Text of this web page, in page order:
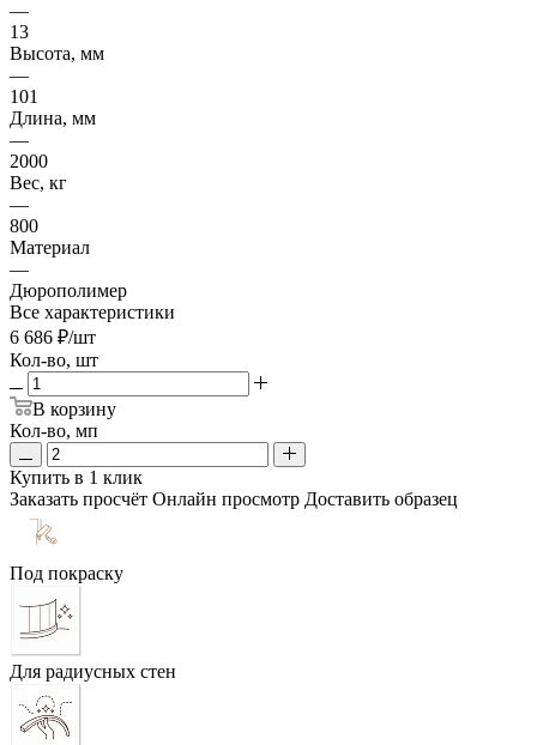
—
13
Высота, мм
—
101
Длина, мм
—
2000
Вес, кг
—
800
Материал
—
Дюрополимер
Все характеристики
6 686 ₽/шт
Кол-во, шт
В корзину
Кол-во, мп
Купить в 1 клик
Заказать просчёт Онлайн просмотр Доставить образец
Под покраску
Для радиусных стен